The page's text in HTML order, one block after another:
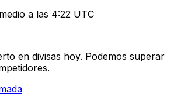
a las 4:22 UTC
en divisas hoy. Podemos superar